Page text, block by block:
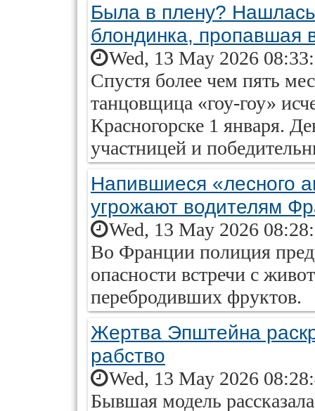
Была в плену?
блондинка, пропавшая
Wed, 13 May 2026
Спустя более чем пять
танцовщица «гоу-гоу»
Красногорске 1 января.
участницей и
Напившиеся «лесного
угрожают водителям
Wed, 13 May 2026
Во Франции полиция
опасности встречи с
перебродивших фруктов.
Жертва Эпштейна
рабство
Wed, 13 May 2026
Бывшая модель